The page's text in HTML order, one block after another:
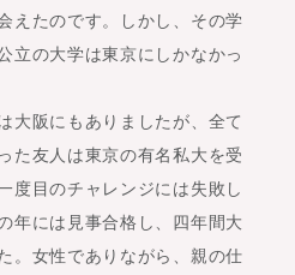
えたのです。しかし、その学
立の大学は東京にしかなかっ
大阪にもありましたが、全て
た友人は東京の有名私大を受
度目のチャレンジには失敗し
年には見事合格し、四年間大
。女性でありながら、親の仕